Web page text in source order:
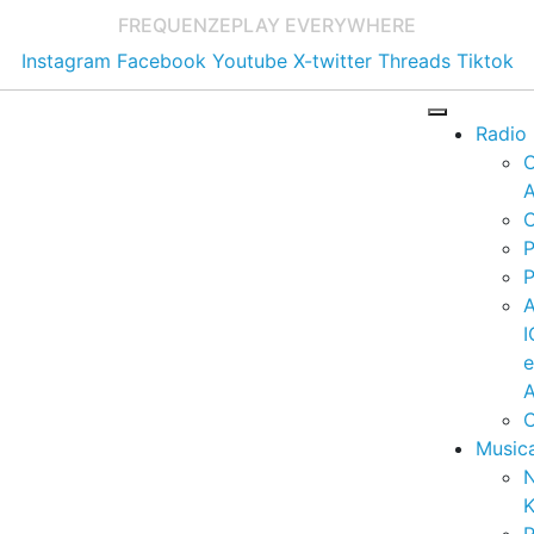
FREQUENZEPLAY EVERYWHERE
Instagram Facebook Youtube X-twitter Threads Tiktok
Radio
e